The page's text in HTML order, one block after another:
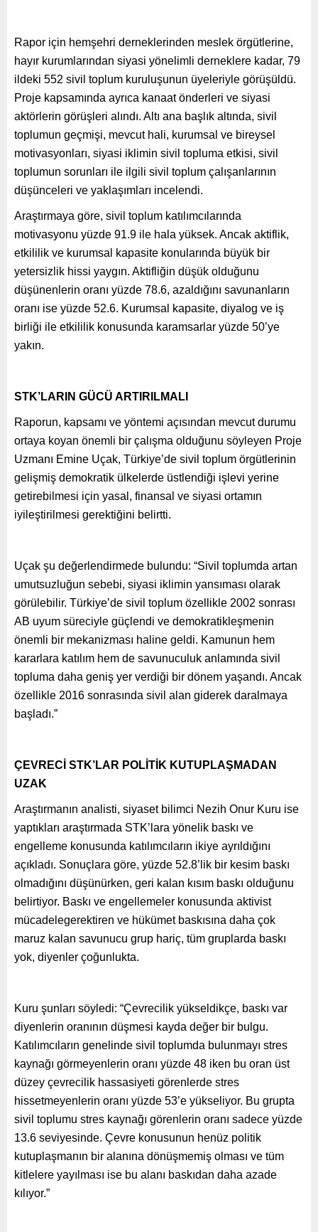
Rapor için hemşehri derneklerinden meslek örgütlerine,
hayır kurumlarından siyasi yönelimli derneklere kadar, 79
ildeki 552 sivil toplum kuruluşunun üyeleriyle görüşüldü.
Proje kapsamında ayrıca kanaat önderleri ve siyasi
aktörlerin görüşleri alındı. Altı ana başlık altında, sivil
toplumun geçmişi, mevcut hali, kurumsal ve bireysel
motivasyonları, siyasi iklimin sivil topluma etkisi, sivil
toplumun sorunları ile ilgili sivil toplum çalışanlarının
düşünceleri ve yaklaşımları incelendi.
Araştırmaya göre, sivil toplum katılımcılarında
motivasyonu yüzde 91.9 ile hala yüksek. Ancak aktiflik,
etkililik ve kurumsal kapasite konularında büyük bir
yetersizlik hissi yaygın. Aktifliğin düşük olduğunu
düşünenlerin oranı yüzde 78.6, azaldığını savunanların
oranı ise yüzde 52.6. Kurumsal kapasite, diyalog ve iş
birliği ile etkililik konusunda karamsarlar yüzde 50’ye
yakın.
STK’LARIN GÜCÜ ARTIRILMALI
Raporun, kapsamı ve yöntemi açısından mevcut durumu
ortaya koyan önemli bir çalışma olduğunu söyleyen Proje
Uzmanı Emine Uçak, Türkiye’de sivil toplum örgütlerinin
gelişmiş demokratik ülkelerde üstlendiği işlevi yerine
getirebilmesi için yasal, finansal ve siyasi ortamın
iyileştirilmesi gerektiğini belirtti.
Uçak şu değerlendirmede bulundu: “Sivil toplumda artan
umutsuzluğun sebebi, siyasi iklimin yansıması olarak
görülebilir. Türkiye’de sivil toplum özellikle 2002 sonrası
AB uyum süreciyle güçlendi ve demokratikleşmenin
önemli bir mekanizması haline geldi. Kamunun hem
kararlara katılım hem de savunuculuk anlamında sivil
topluma daha geniş yer verdiği bir dönem yaşandı. Ancak
özellikle 2016 sonrasında sivil alan giderek daralmaya
başladı.”
ÇEVRECİ STK’LAR POLİTİK KUTUPLAŞMADAN
UZAK
Araştırmanın analisti, siyaset bilimci Nezih Onur Kuru ise
yaptıkları araştırmada STK’lara yönelik baskı ve
engelleme konusunda katılımcıların ikiye ayrıldığını
açıkladı. Sonuçlara göre, yüzde 52.8’lik bir kesim baskı
olmadığını düşünürken, geri kalan kısım baskı olduğunu
belirtiyor. Baskı ve engellemeler konusunda aktivist
mücadelegerektiren ve hükümet baskısına daha çok
maruz kalan savunucu grup hariç, tüm gruplarda baskı
yok, diyenler çoğunlukta.
Kuru şunları söyledi: “Çevrecilik yükseldikçe, baskı var
diyenlerin oranının düşmesi kayda değer bir bulgu.
Katılımcıların genelinde sivil toplumda bulunmayı stres
kaynağı görmeyenlerin oranı yüzde 48 iken bu oran üst
düzey çevrecilik hassasiyeti görenlerde stres
hissetmeyenlerin oranı yüzde 53’e yükseliyor. Bu grupta
sivil toplumu stres kaynağı görenlerin oranı sadece yüzde
13.6 seviyesinde. Çevre konusunun henüz politik
kutuplaşmanın bir alanına dönüşmemiş olması ve tüm
kitlelere yayılması ise bu alanı baskıdan daha azade
kılıyor.”